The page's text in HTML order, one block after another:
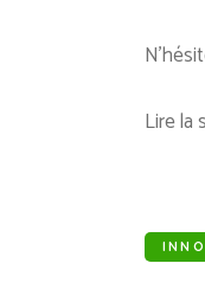
Lire la